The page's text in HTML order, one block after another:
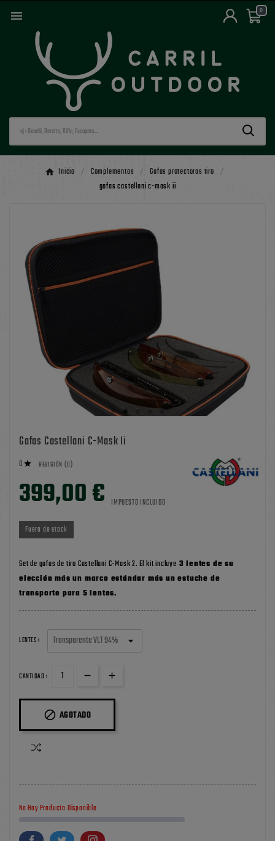
 0
Inicio Complementos
Gafas protectoras tiro
gafas castellani c-mask ii
Gafas Castellani C-Mask Ii
0  REVISIÓN (0)
399,00 € IMPUESTO INCLUIDO
Fuera de stock
Set de gafas de tiro Castellani C-Mask 2. El kit incluye 3 lentes de su
elección más un marco estándar más un estuche de
transporte para 5 lentes.
LENTES :
CANTIDAD :
 AGOTADO
No Hay Producto Disponible